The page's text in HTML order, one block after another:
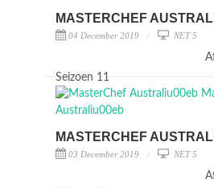
MASTERCHEF
04 December 2019 NET 5
Seizoen 11
MASTERCHEF
03 December 2019 NET 5